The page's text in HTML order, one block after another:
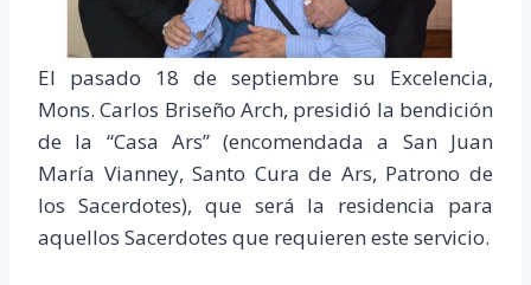
El pasado 18 de septiembre su Excelencia,
Mons. Carlos Briseño Arch, presidió la bendición
de la “Casa Ars” (encomendada a San Juan
María Vianney, Santo Cura de Ars, Patrono de
los Sacerdotes), que será la residencia para
aquellos Sacerdotes que requieren este servicio.